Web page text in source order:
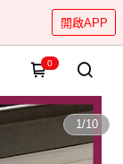
開啟APP
0
1/10